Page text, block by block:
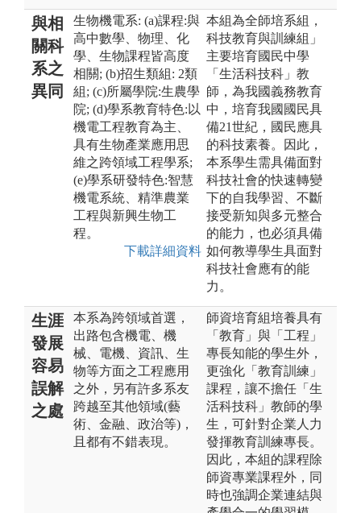
與相
關科
系之
異同
生物機電系: (a)課程:與
高中數學、物理、化
學、生物課程皆高度
相關; (b)招生類組: 2類
組; (c)所屬學院:生農學
院; (d)學系教育特色:以
機電工程教育為主、
具有生物產業應用思
維之跨領域工程學系;
(e)學系研發特色:智慧
機電系統、精準農業
工程與新興生物工
程。
下載詳細資料
本組為全師培系組，
科技教育與訓練組」
主要培育國民中學
「生活科技科」教
師，為我國義務教育
中，培育我國國民具
備21世紀，國民應具
的科技素養。因此，
本系學生需具備面對
科技社會的快速轉變
下的自我學習、不斷
接受新知與多元整合
的能力，也必須具備
如何教導學生具面對
科技社會應有的能
力。
生涯
發展
容易
誤解
之處
本系為跨領域首選，
出路包含機電、機
械、電機、資訊、生
物等方面之工程應用
之外，另有許多系友
跨越至其他領域(藝
術、金融、政治等)，
且都有不錯表現。
師資培育組培養具有
「教育」與「工程」
專長知能的學生外，
更強化「教育訓練」
課程，讓不擔任「生
活科技科」教師的學
生，可針對企業人力
發揮教育訓練專長。
因此，本組的課程除
師資專業課程外，同
時也強調企業連結與